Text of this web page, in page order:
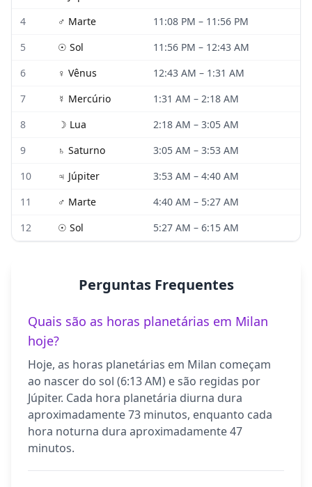
4
♂ Marte 11:08 PM – 11:56 PM
5
☉ Sol 11:56 PM – 12:43 AM
6
♀ Vênus 12:43 AM – 1:31 AM
7
☿ Mercúrio 1:31 AM – 2:18 AM
8
☽ Lua 2:18 AM – 3:05 AM
9
♄ Saturno 3:05 AM – 3:53 AM
10
♃ Júpiter 3:53 AM – 4:40 AM
11
♂ Marte 4:40 AM – 5:27 AM
12
☉ Sol 5:27 AM – 6:15 AM
Perguntas Frequentes
Quais são as horas planetárias em Milan
hoje?
Hoje, as horas planetárias em Milan começam
ao nascer do sol (6:13 AM) e são regidas por
Júpiter. Cada hora planetária diurna dura
aproximadamente 73 minutos, enquanto cada
hora noturna dura aproximadamente 47
minutos.